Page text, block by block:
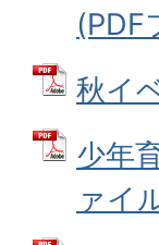
(PDF
秋イ
少年
ァイ